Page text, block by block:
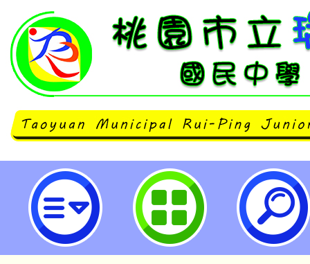
主旨：有關社團法人中華民國畫廊
ART TAIPEI臺北國際藝術博覽會
日」計畫一案，詳如說明，請查照
國民中學